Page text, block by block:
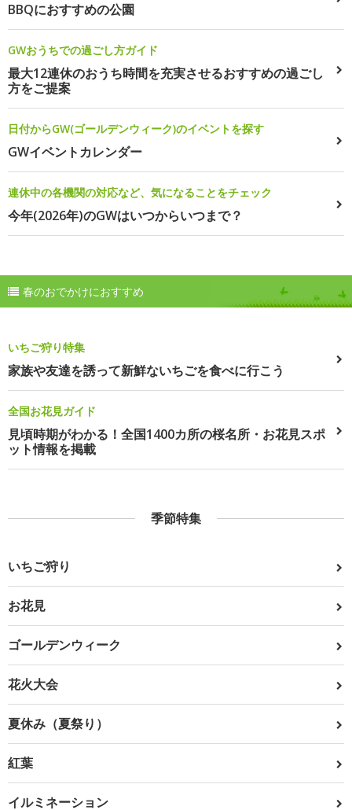
BBQにおすすめの公園
GWおうちでの過ごし方ガイド
最大12連休のおうち時間を充実させるおすすめの過ごし
方をご提案
日付からGW(ゴールデンウィーク)のイベントを探す
GWイベントカレンダー
連休中の各機関の対応など、気になることをチェック
今年(2026年)のGWはいつからいつまで？
春のおでかけにおすすめ
いちご狩り特集
家族や友達を誘って新鮮ないちごを食べに行こう
全国お花見ガイド
見頃時期がわかる！全国1400カ所の桜名所・お花見スポ
ット情報を掲載
季節特集
いちご狩り
お花見
ゴールデンウィーク
花火大会
夏休み（夏祭り）
紅葉
イルミネーション